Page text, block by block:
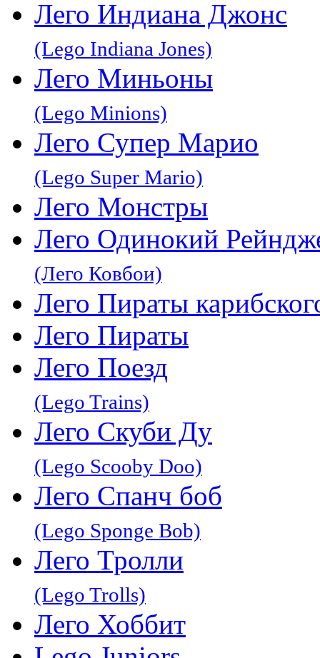
Лего Индиана Джонс
(Lego Indiana Jones)
Лего Миньоны
(Lego Minions)
Лего Супер Марио
(Lego Super Mario)
Лего Монстры
Лего Одинокий
(Лего Ковбои)
Лего Пираты
Лего Пираты
Лего Поезд
(Lego Trains)
Лего Скуби Ду
(Lego Scooby Doo)
Лего Спанч боб
(Lego Sponge Bob)
Лего Тролли
(Lego Trolls)
Лего Хоббит